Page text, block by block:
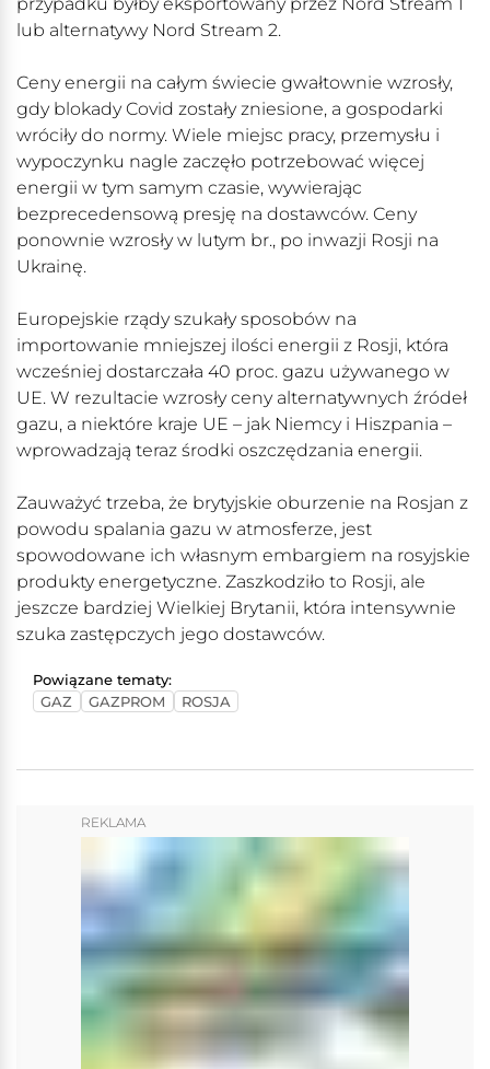
lub alternatywy Nord Stream 2.
Ceny energii na całym świecie gwałtownie wzrosły,
gdy blokady Covid zostały zniesione, a gospodarki
wróciły do normy. Wiele miejsc pracy, przemysłu i
wypoczynku nagle zaczęło potrzebować więcej
energii w tym samym czasie, wywierając
bezprecedensową presję na dostawców. Ceny
ponownie wzrosły w lutym br., po inwazji Rosji na
Ukrainę.
Europejskie rządy szukały sposobów na
importowanie mniejszej ilości energii z Rosji, która
wcześniej dostarczała 40 proc. gazu używanego w
UE. W rezultacie wzrosły ceny alternatywnych źródeł
gazu, a niektóre kraje UE – jak Niemcy i Hiszpania –
wprowadzają teraz środki oszczędzania energii.
Zauważyć trzeba, że brytyjskie oburzenie na Rosjan z
powodu spalania gazu w atmosferze, jest
spowodowane ich własnym embargiem na rosyjskie
produkty energetyczne. Zaszkodziło to Rosji, ale
jeszcze bardziej Wielkiej Brytanii, która intensywnie
szuka zastępczych jego dostawców.
Powiązane tematy:
GAZ
GAZPROM ROSJA
REKLAMA